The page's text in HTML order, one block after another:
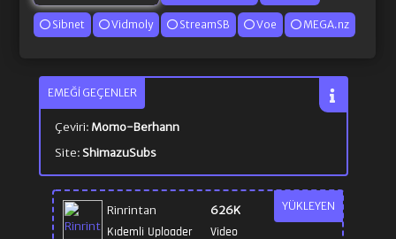
Sibnet Vidmoly StreamSB Voe MEGA.nz
YÜKLEYEN
Rinrintan
Kıdemli Uploader
626K
Video
EMEĞI GEÇENLER
Çeviri: Momo-Berhann
Site: ShimazuSubs